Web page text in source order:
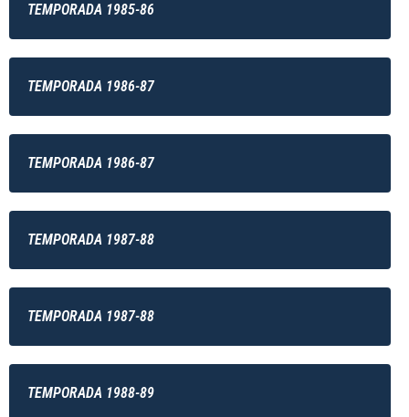
TEMPORADA 1985-86
TEMPORADA 1986-87
TEMPORADA 1986-87
TEMPORADA 1987-88
TEMPORADA 1987-88
TEMPORADA 1988-89